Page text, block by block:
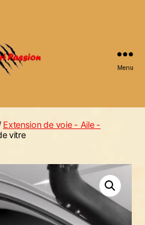
Menu
Extension de voie - Aile -
vitre